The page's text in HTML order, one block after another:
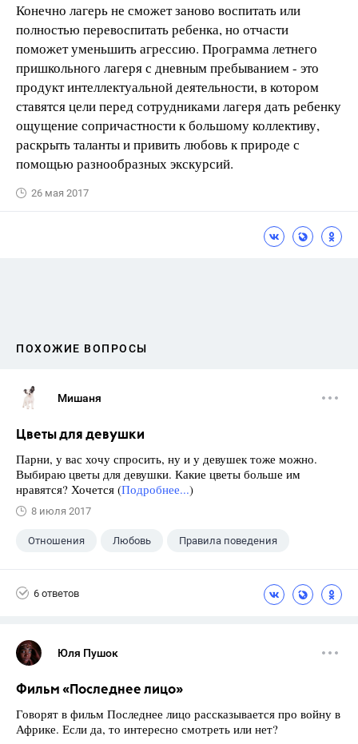
Конечно лагерь не сможет заново воспитать или
полностью перевоспитать ребенка, но отчасти
поможет уменьшить агрессию. Программа летнего
пришкольного лагеря с дневным пребыванием - это
продукт интеллектуальной деятельности, в котором
ставятся цели перед сотрудниками лагеря дать ребенку
ощущение сопричастности к большому коллективу,
раскрыть таланты и привить любовь к природе с
помощью разнообразных экскурсий.
26 мая 2017
ПОХОЖИЕ ВОПРОСЫ
Мишаня
Цветы для девушки
Парни, у вас хочу спросить, ну и у девушек тоже можно.
Выбираю цветы для девушки. Какие цветы больше им
нравятся? Хочется (Подробнее...)
8 июля 2017
Отношения Любовь Правила поведения
6 ответов
Юля Пушок
Фильм «Последнее лицо»
Говорят в фильм Последнее лицо рассказывается про войну в
Африке. Если да, то интересно смотреть или нет?